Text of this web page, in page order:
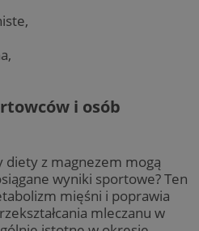
i osób
diety z magnezem mogą
wyniki sportowe? Ten
mięśni i poprawia
mleczanu w